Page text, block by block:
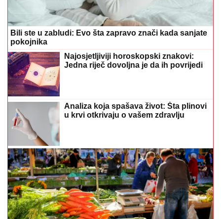
Bili ste u zabludi: Evo šta zapravo znači kada sanjate
pokojnika
Najosjetljiviji horoskopski znakovi:
Jedna riječ dovoljna je da ih povrijedi
Analiza koja spašava život: Šta plinovi
u krvi otkrivaju o vašem zdravlju